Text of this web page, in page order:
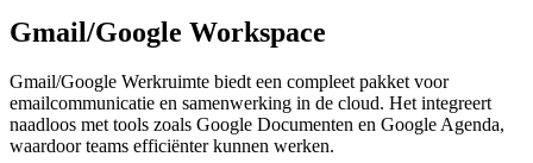
Gmail/Google Workspace
Gmail/Google Werkruimte biedt een compleet pakket voor
emailcommunicatie en samenwerking in de cloud. Het integreert
naadloos met tools zoals Google Documenten en Google Agenda,
waardoor teams efficiënter kunnen werken.